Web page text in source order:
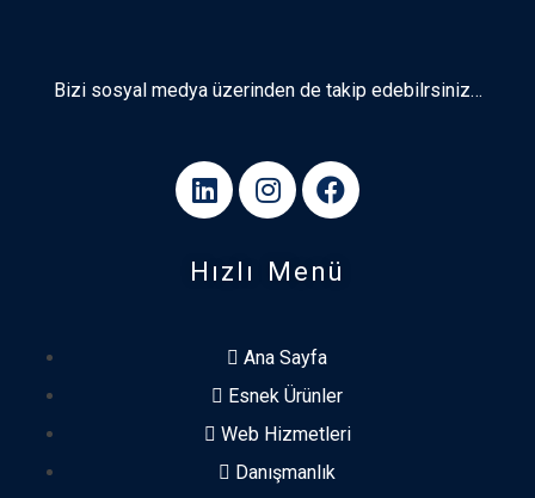
Bizi sosyal medya üzerinden de takip edebilrsiniz…
Hızlı Menü
Ana Sayfa
Esnek Ürünler
Web Hizmetleri
Danışmanlık